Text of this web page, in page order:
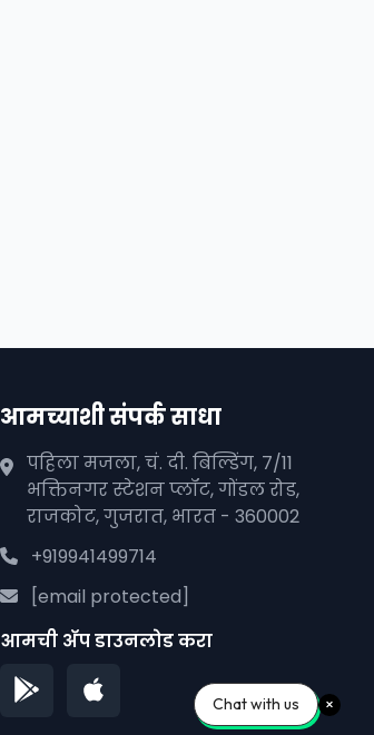
आमच्याशी संपर्क साधा
पहिला मजला, चं. दी. बिल्डिंग, 7/11
भक्तिनगर स्टेशन प्लॉट, गोंडल रोड,
राजकोट, गुजरात, भारत - 360002
+919941499714
[email protected]
आमची अ‍ॅप डाउनलोड करा
Chat with us